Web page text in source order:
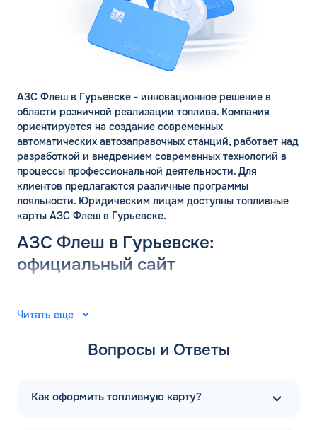
АЗС Флеш в Гурьевске - инновационное решение в
области розничной реализации топлива. Компания
ориентируется на создание современных
автоматических автозаправочных станций, работает над
разработкой и внедрением современных технологий в
процессы профессиональной деятельности. Для
клиентов предлагаются различные программы
лояльности. Юридическим лицам доступны топливные
карты АЗС Флеш в Гурьевске.
АЗС Флеш в Гурьевске:
официальный сайт
2008 году. Специалисты разработали и внедрили
автоматические автозаправочные станции на
выпущены для АЗС “Газпром”. В последующие годы
Первая заправочная станция под названием АЗС Флеш в
Гурьевске Кемеровской области - Кузбасса появилась в
Читать еще
Вопросы и Ответы
Как оформить топливную карту?
ОБРАТНЫЙ ЗВОНОК
Имя*
Телефон*
Для юр. лиц и ИП
соглашаюсь с
обработкой персональных данных
ДО
Спасибо! Ваша заявка принята.
Мы свяжемся с Вами в ближайшее
рабочее время: пн-пт с 9:00 до 18:00
по МСК
ОК